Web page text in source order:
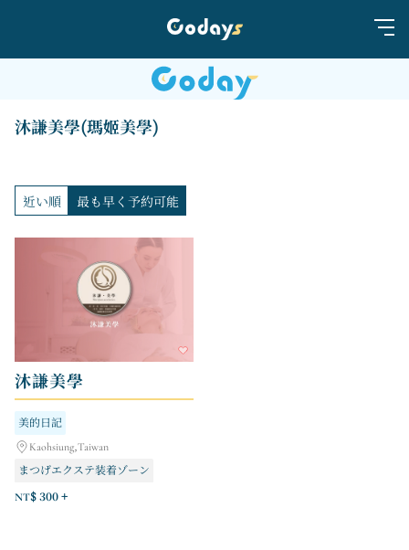
沐謙美學(瑪姬美學)
近い順 最も早く予約可能
沐謙美學
美的日記
Kaohsiung,Taiwan
まつげエクステ装着ゾーン
ネイルアートセクション
NT$ 300 +